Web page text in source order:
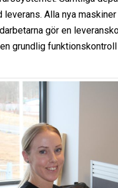
leverans. Alla nya
gör en
grundlig